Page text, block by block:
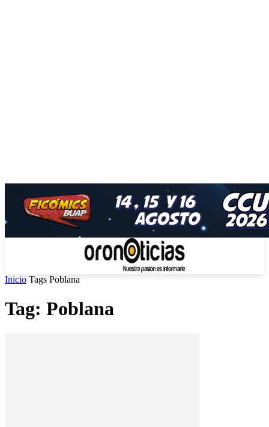
Inicio Tags Poblana
Tag: Poblana